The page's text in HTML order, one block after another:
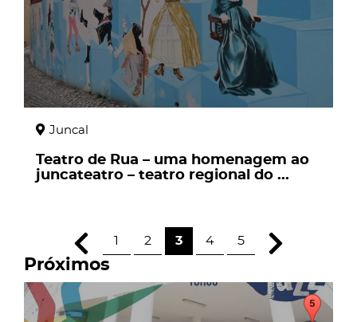
Juncal
Teatro de Rua – uma homenagem ao
juncateatro – teatro regional do ...
1 2 3 4 5
Próximos